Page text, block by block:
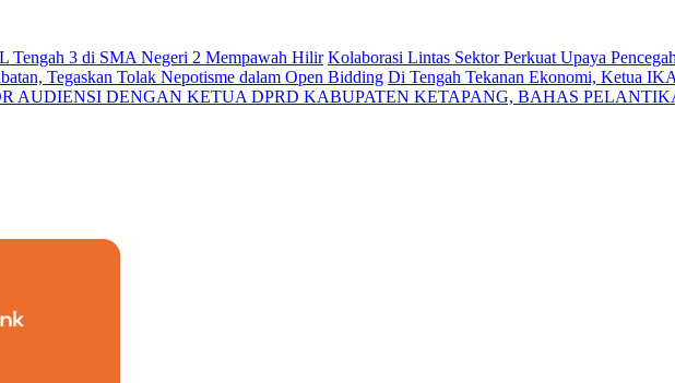
Tengah 3 di SMA Negeri 2 Mempawah Hilir Kolaborasi Lintas Sektor Perkuat Upaya
Tegaskan Tolak Nepotisme dalam Open Bidding Di Tengah Tekanan Ekonomi, Ketua
AUDIENSI DENGAN KETUA DPRD KABUPATEN KETAPANG, BAHAS